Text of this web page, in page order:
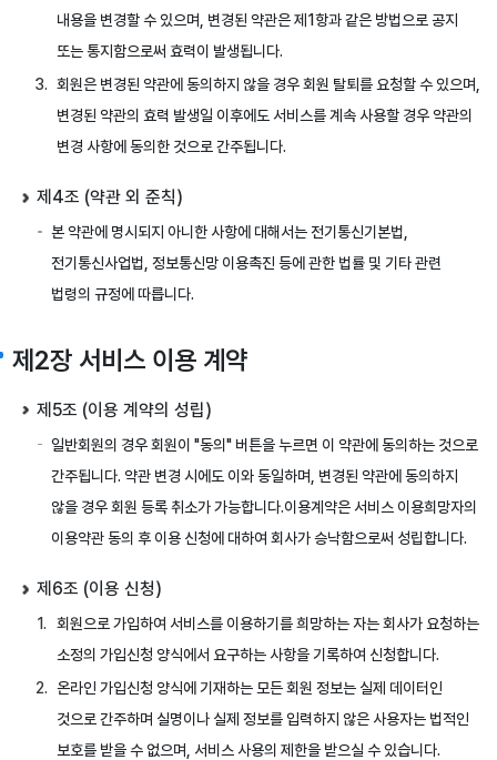
내용을 변경할 수 있으며, 변경된 약관은 제1항과 같은 방법으로 공지
또는 통지함으로써 효력이 발생됩니다.
회원은 변경된 약관에 동의하지 않을 경우 회원 탈퇴를 요청할 수 있으며,
변경된 약관의 효력 발생일 이후에도 서비스를 계속 사용할 경우 약관의
변경 사항에 동의한 것으로 간주됩니다.
제4조 (약관 외 준칙)
본 약관에 명시되지 아니한 사항에 대해서는 전기통신기본법,
전기통신사업법, 정보통신망 이용촉진 등에 관한 법률 및 기타 관련
법령의 규정에 따릅니다.
제2장 서비스 이용 계약
제5조 (이용 계약의 성립)
일반회원의 경우 회원이 "동의" 버튼을 누르면 이 약관에 동의하는 것으로
간주됩니다. 약관 변경 시에도 이와 동일하며, 변경된 약관에 동의하지
않을 경우 회원 등록 취소가 가능합니다.이용계약은 서비스 이용희망자의
이용약관 동의 후 이용 신청에 대하여 회사가 승낙함으로써 성립합니다.
제6조 (이용 신청)
회원으로 가입하여 서비스를 이용하기를 희망하는 자는 회사가 요청하는
소정의 가입신청 양식에서 요구하는 사항을 기록하여 신청합니다.
온라인 가입신청 양식에 기재하는 모든 회원 정보는 실제 데이터인
것으로 간주하며 실명이나 실제 정보를 입력하지 않은 사용자는 법적인
보호를 받을 수 없으며, 서비스 사용의 제한을 받으실 수 있습니다.